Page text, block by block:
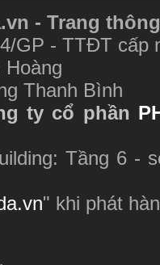
- Trang
GP - TTĐT cấp
Hoàng
Thanh Bình
ty cổ phần
Tầng 6 -
" khi phát